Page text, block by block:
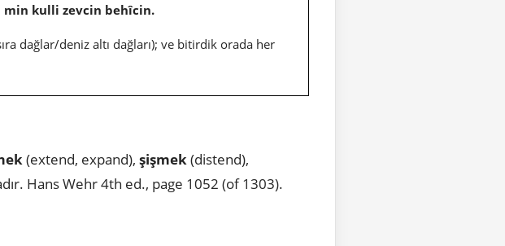
min kulli zevcin behîcin.
dağlar/deniz altı dağları); ve bitirdik orada her
(extend, expand), şişmek(distend),
Hans Wehr 4th ed., page 1052 (of 1303).